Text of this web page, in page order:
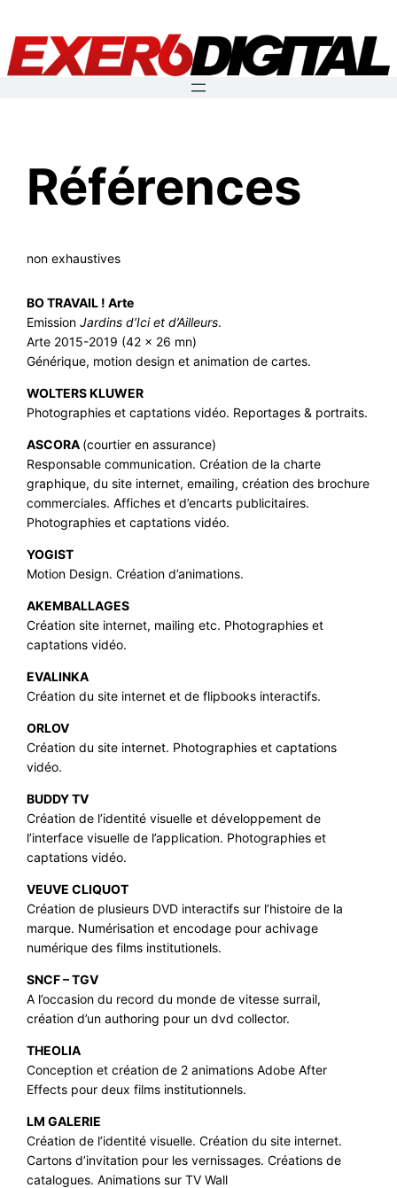
au
contenu
Références
non exhaustives
BO TRAVAIL ! Arte
EmissionJardins d’Ici et d’Ailleurs.
Arte 2015-2019 (42 x 26 mn)
Générique, motion design et animation de cartes.
WOLTERS KLUWER
Photographies et captations vidéo. Reportages & portraits.
ASCORA (courtier en assurance)
Responsable communication. Création de la charte
graphique, du site internet, emailing, création des brochure
commerciales. Affiches et d’encarts publicitaires.
Photographies et captations vidéo.
YOGIST
Motion Design. Création d’animations.
AKEMBALLAGES
Création site internet, mailing etc. Photographies et
captations vidéo.
EVALINKA
Création du site internet et de flipbooks interactifs.
ORLOV
Création du site internet. Photographies et captations
vidéo.
BUDDY TV
Création de l’identité visuelle et développement de
l’interface visuelle de l’application. Photographies et
captations vidéo.
VEUVE CLIQUOT
Création de plusieurs DVD interactifs sur l’histoire de la
marque. Numérisation et encodage pour achivage
numérique des films institutionels.
SNCF – TGV
A l’occasion du record du monde de vitesse surrail,
création d’un authoring pour un dvd collector.
THEOLIA
Conception et création de 2 animations Adobe After
Effects pour deux films institutionnels.
LM GALERIE
Création de l’identité visuelle. Création du site internet.
Cartons d’invitation pour les vernissages. Créations de
catalogues. Animations sur TV Wall